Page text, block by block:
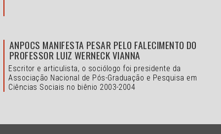
ANPOCS MANIFESTA PESAR PELO FALECIMENTO DO
PROFESSOR LUIZ WERNECK VIANNA
Escritor e articulista, o sociólogo foi presidente da
Associação Nacional de Pós-Graduação e Pesquisa em
Ciências Sociais no biênio 2003-2004